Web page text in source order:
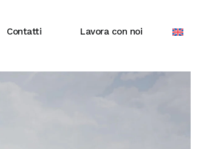
Contatti Lavora con noi